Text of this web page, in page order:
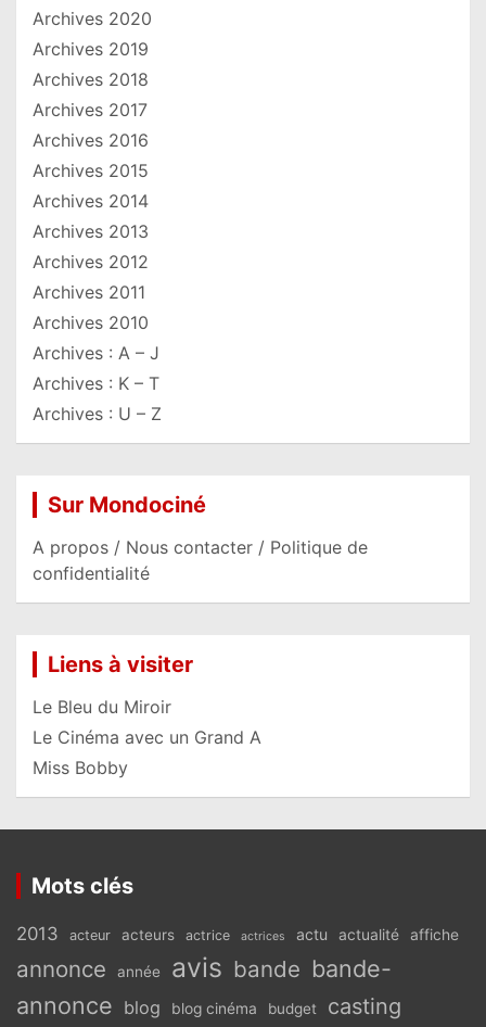
Archives 2020
Archives 2019
Archives 2018
Archives 2017
Archives 2016
Archives 2015
Archives 2014
Archives 2013
Archives 2012
Archives 2011
Archives 2010
Archives : A – J
Archives : K – T
Archives : U – Z
Sur Mondociné
A propos / Nous contacter / Politique de
confidentialité
Liens à visiter
Le Bleu du Miroir
Le Cinéma avec un Grand A
Miss Bobby
Mots clés
2013 acteur acteurs actrice actrices actu actualité affiche
annonce année avis bande bande-
annonce blog blog cinéma budget casting